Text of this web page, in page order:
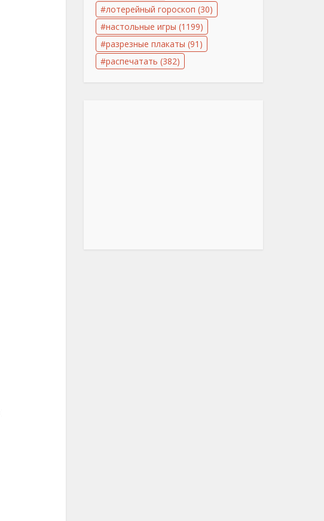
лотерейный гороскоп (30)
настольные игры (1199)
разрезные плакаты (91)
распечатать (382)